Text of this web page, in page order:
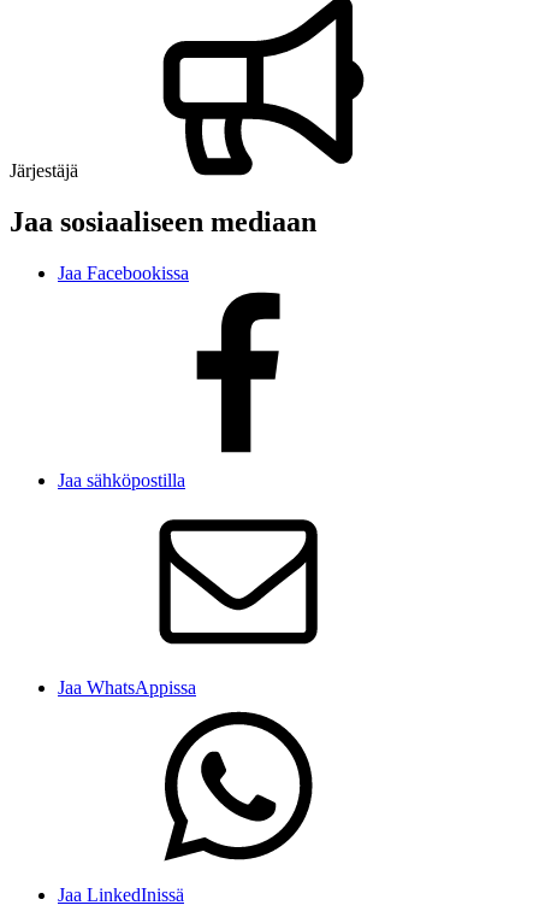
Järjestäjä
Jaa sosiaaliseen mediaan
Jaa Facebookissa
Jaa sähköpostilla
Jaa WhatsAppissa
Jaa LinkedInissä